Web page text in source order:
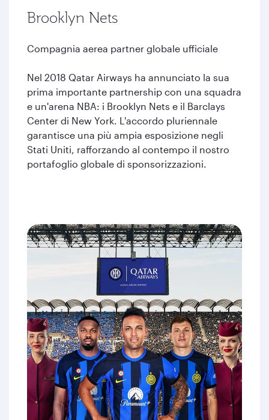
Brooklyn Nets
Compagnia aerea partner globale ufficiale
Nel 2018 Qatar Airways ha annunciato la sua
prima importante partnership con una squadra
e un'arena NBA: i Brooklyn Nets e il Barclays
Center di New York. L'accordo pluriennale
garantisce una più ampia esposizione negli
Stati Uniti, rafforzando al contempo il nostro
portafoglio globale di sponsorizzazioni.